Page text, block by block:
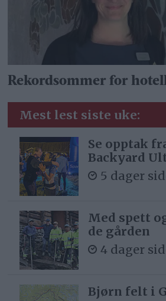
Rekordsommer for
Mest lest siste uke:
Se opptak
Backyard
5 dager
Med spett
de gården
4 dager
Bjørn felt i